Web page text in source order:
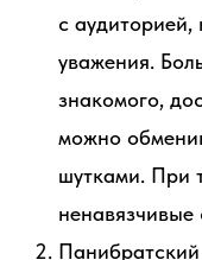
с аудиторией,
уважения.
знакомого,
можно
шутками. При
ненавязчивые